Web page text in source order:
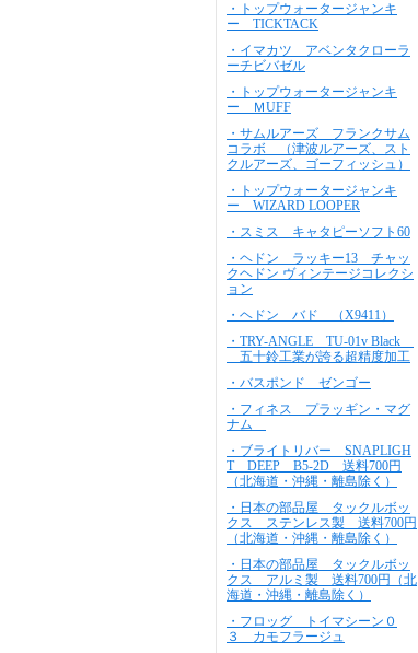
・トップウォータージャンキ
ー TICKTACK
・イマカツ アベンタクローラ
ーチビバゼル
・トップウォータージャンキ
ー ＭUFF
・サムルアーズ フランクサム
コラボ （津波ルアーズ、スト
クルアーズ、ゴーフィッシュ）
・トップウォータージャンキ
ー WIZARD LOOPER
・スミス キャタピーソフト60
・ヘドン ラッキー13 チャッ
クヘドン ヴィンテージコレクシ
ョン
・ヘドン バド （X9411）
・TRY-ANGLE TU-01v Black
五十鈴工業が誇る超精度加工
・バスポンド ゼンゴー
・フィネス プラッギン・マグ
ナム
・ブライトリバー SNAPLIGH
T DEEP B5-2D 送料700円
（北海道・沖縄・離島除く）
・日本の部品屋 タックルボッ
クス ステンレス製 送料700円
（北海道・沖縄・離島除く）
・日本の部品屋 タックルボッ
クス アルミ製 送料700円（北
海道・沖縄・離島除く）
・フロッグ トイマシーン０
３ カモフラージュ